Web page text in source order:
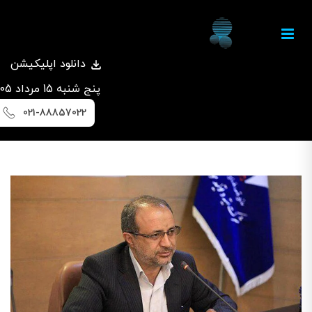
دانلود اپلیکیشن
پنج شنبه 15 مرداد 1405
021-88857022